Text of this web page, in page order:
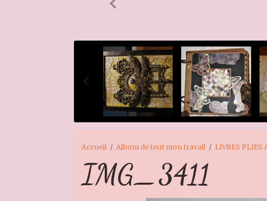
Accueil Album de tout mon travail LIVRES PLIES
IMG_3411